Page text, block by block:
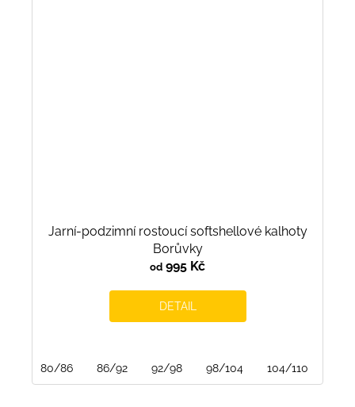
Jarní-podzimní rostoucí softshellové kalhoty
Borůvky
od 995 Kč
DETAIL
80/86 86/92 92/98 98/104 104/110